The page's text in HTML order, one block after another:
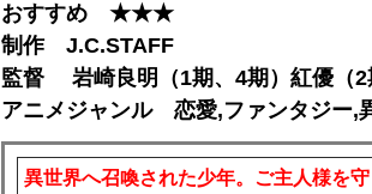
おすすめ ★★★
制作 J.C.STAFF
監督 岩崎良明（1期、4期）紅優（2
アニメジャンル 恋愛,ファンタジー,
異世界へ召喚された少年。ご主人様を守